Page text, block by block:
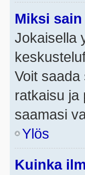
Miksi
Jokaisella
Voit
ratkaisu ja
saamasi
Ylös
Kuinka